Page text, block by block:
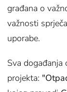
građana o
važnosti
uporabe.
Sva
projekta: